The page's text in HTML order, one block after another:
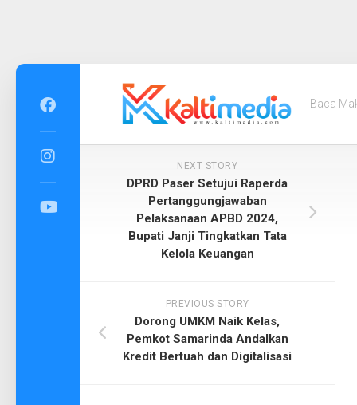
Skip
content
Baca
NEXT STORY
DPRD Paser Setujui Raperda
Pertanggungjawaban
Pelaksanaan APBD 2024,
Bupati Janji Tingkatkan Tata
Kelola Keuangan
PREVIOUS STORY
Dorong UMKM Naik Kelas,
Pemkot Samarinda Andalkan
Kredit Bertuah dan Digitalisasi